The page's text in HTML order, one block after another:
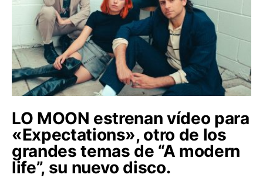
LO MOON estrenan vídeo para
«Expectations», otro de los
grandes temas de “A modern
life”, su nuevo disco.